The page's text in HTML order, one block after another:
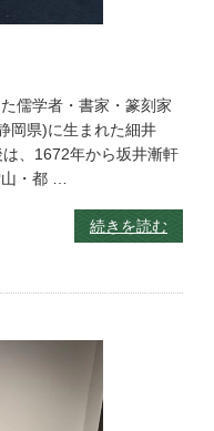
儒学者・書家・篆刻家
岡県)に生まれた細井
、1672年から坂井漸軒
山・都 …
続きを読む